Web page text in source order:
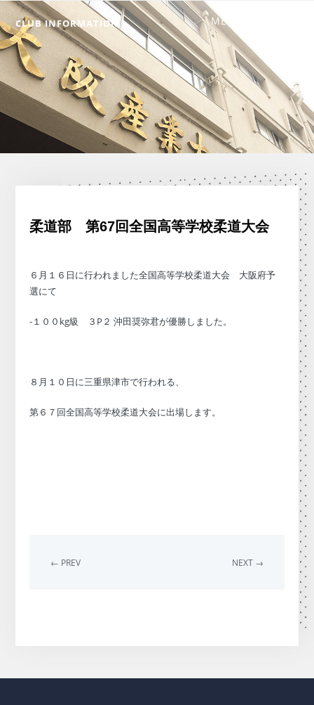
CLUB INFORMATION
柔道部 第67回全国高等学校柔道大会
６月１６日に行われました全国高等学校柔道大会 大阪府予
選にて
-１００kg級 ３P２ 沖田奨弥君が優勝しました。
８月１０日に三重県津市で行われる、
第６７回全国高等学校柔道大会に出場します。
← PREV NEXT →